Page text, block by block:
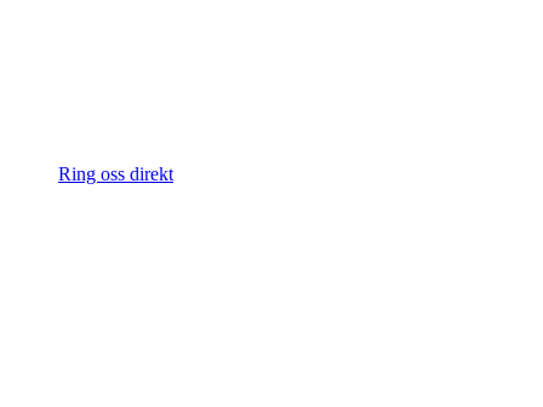
Ring oss direkt